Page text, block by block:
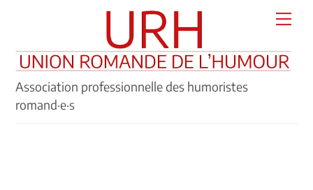
Association professionnelle des humoristes
romand·e·s